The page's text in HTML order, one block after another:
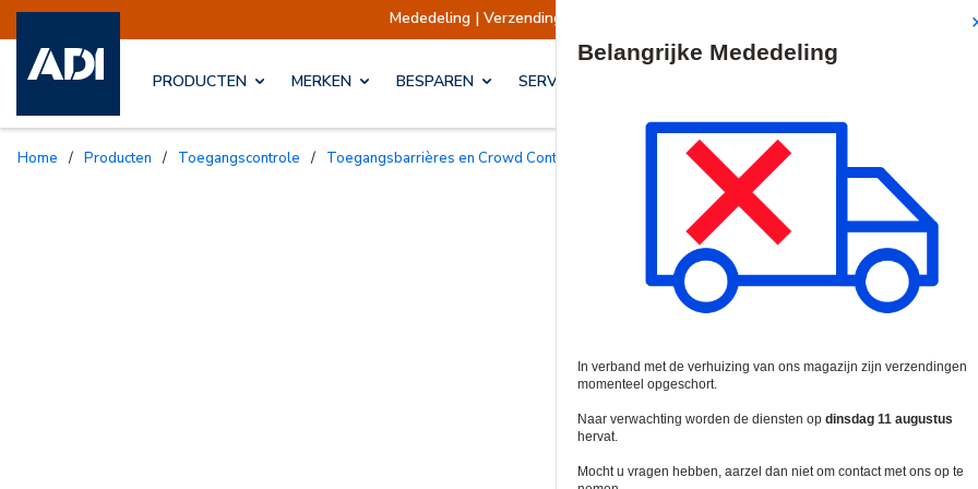
Mededeling | Verzendingen opgeschort Verzendingen
PRODUCTEN MERKEN BESPAREN SERVICES & OPLOSSINGEN
Home / Producten / Toegangscontrole / Toegangsbarrières en Crowd Control Poortafstandsbedieningen